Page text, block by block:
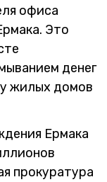
офиса
Это
денег
жилых домов
Ермака
прокуратура